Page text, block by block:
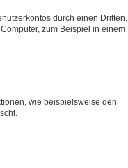
durch einen Dritten.
zum Beispiel in einem
wie beispielsweise den